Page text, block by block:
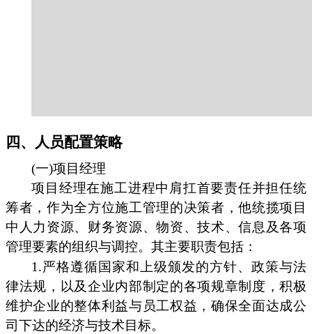
四、人员配置策略
(一)项目经理
项目经理在施工进程中肩扛首要责任并担任统
筹者，作为全方位施工管理的决策者，他统揽项目
中人力资源、财务资源、物资、技术、信息及各项
管理要素的组织与调控。其主要职责包括：
1.严格遵循国家和上级颁发的方针、政策与法
律法规，以及企业内部制定的各项规章制度，积极
维护企业的整体利益与员工权益，确保全面达成公
司下达的经济与技术目标。